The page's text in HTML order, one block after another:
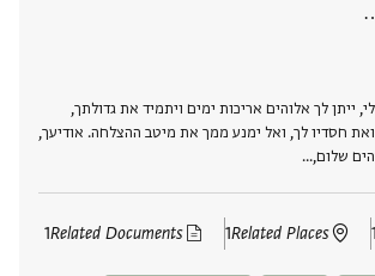
ייתן לך אלוהים אריכות ימים ויתמיד את גדולתך,
חסדיו לך, ואל ימנע ממך את מיטב ההצלחה. אודיעך,
שלום,‮…
1
Related Places
1
Related Documents
1